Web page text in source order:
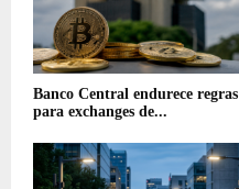
Banco Central endurece regras
para exchanges de...